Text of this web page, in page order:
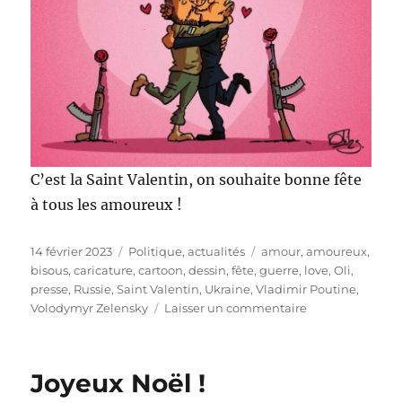
C’est la Saint Valentin, on souhaite bonne fête
à tous les amoureux !
Publié
le
14 février 2023 Catégories
Politique, actualités Étiquettes
amour,amoureux,
bisous,caricature,cartoon,dessin,fête,guerre, love,Oli,
presse, Russie,Saint Valentin, Ukraine,Vladimir Poutine,
Volodymyr Zelensky
Laisser un commentairesur
Joyeux Noël !